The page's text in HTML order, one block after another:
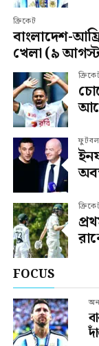
ক্রিকেট
বাংলাদেশ-
খেলা (৯
ফুটবল
FOCUS